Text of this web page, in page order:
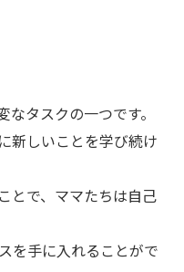
タスクの一つです。
新しいことを学び続け
とで、ママたちは自己
を手に入れることがで